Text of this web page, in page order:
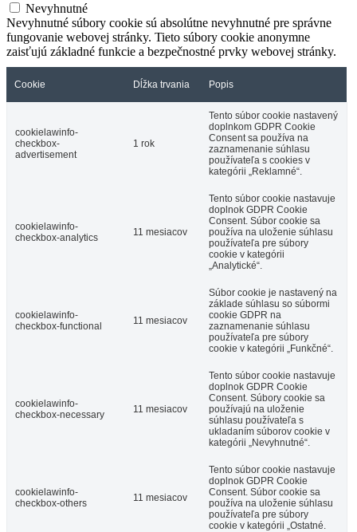
Nevyhnutné
Nevyhnutné súbory cookie sú absolútne nevyhnutné pre správne
fungovanie webovej stránky. Tieto súbory cookie anonymne
zaisťujú základné funkcie a bezpečnostné prvky webovej stránky.
Cookie Dĺžka trvania Popis
cookielawinfo-
checkbox-
advertisement
1 rok
Tento súbor cookie nastavený
doplnkom GDPR Cookie
Consent sa používa na
zaznamenanie súhlasu
používateľa s cookies v
kategórii „Reklamné“.
cookielawinfo-
checkbox-analytics
11 mesiacov
Tento súbor cookie nastavuje
doplnok GDPR Cookie
Consent. Súbor cookie sa
používa na uloženie súhlasu
používateľa pre súbory
cookie v kategórii
„Analytické“.
cookielawinfo-
checkbox-functional
11 mesiacov
Súbor cookie je nastavený na
základe súhlasu so súbormi
cookie GDPR na
zaznamenanie súhlasu
používateľa pre súbory
cookie v kategórii „Funkčné“.
cookielawinfo-
checkbox-necessary
11 mesiacov
Tento súbor cookie nastavuje
doplnok GDPR Cookie
Consent. Súbory cookie sa
používajú na uloženie
súhlasu používateľa s
ukladaním súborov cookie v
kategórii „Nevyhnutné“.
cookielawinfo-
checkbox-others
11 mesiacov
Tento súbor cookie nastavuje
doplnok GDPR Cookie
Consent. Súbor cookie sa
používa na uloženie súhlasu
používateľa pre súbory
cookie v kategórii „Ostatné.